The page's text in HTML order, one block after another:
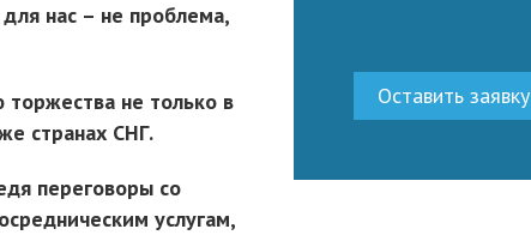
Оставить заявку
нас – не проблема,
не только в
странах СНГ.
переговоры со
услугам,